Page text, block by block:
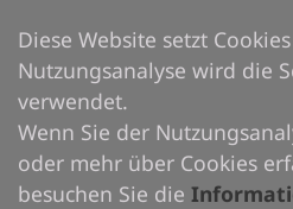
Diese Website setzt
Nutzungsanalyse wird die
verwendet.
Wenn Sie der
oder mehr über Cookies
besuchen Sie die